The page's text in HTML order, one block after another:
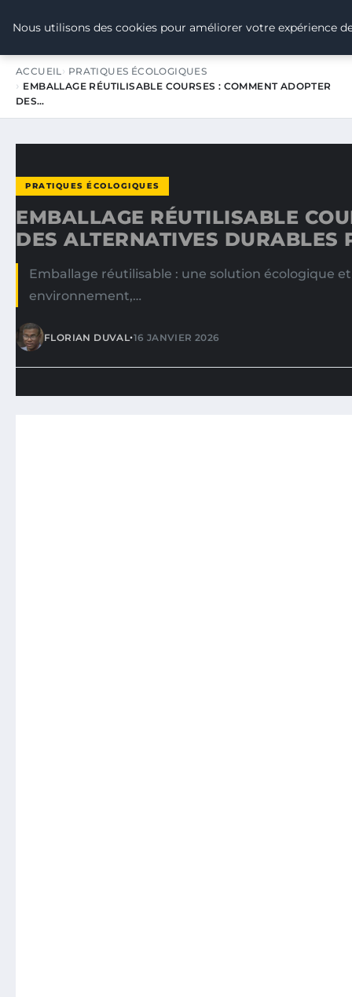
TOUR DE FRANCE POUR LE
ACCUEIL
PRATIQUES ÉCOLOGIQUES
EMBALLAGE RÉUTILISABLE COURSES : COMMENT ADOPTER
DES…
PRATIQUES ÉCOLOGIQUES
EMBALLAGE RÉUTILISABLE
DES ALTERNATIVES DURABLES
Emballage réutilisable : une solution écologique
environnement,…
FLORIAN DUVAL•16 JANVIER 2026
Nous utilisons des cookies pour améliorer votre expérience